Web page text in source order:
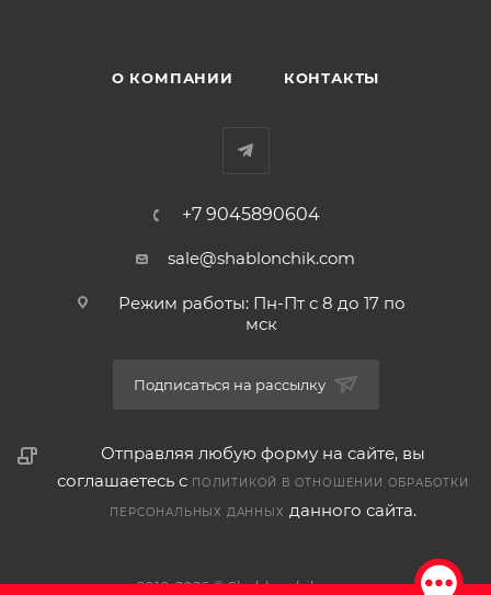
О КОМПАНИИ КОНТАКТЫ
+7 9045890604
sale@shablonchik.com
Режим работы: Пн-Пт с 8 до 17 по
мск
Подписаться на рассылку
Отправляя любую форму на сайте, вы
соглашаетесь с ПОЛИТИКОЙ В ОТНОШЕНИИ ОБРАБОТКИ
ПЕРСОНАЛЬНЫХ ДАННЫХ данного сайта.
2010-2026 © Shablonchik.com